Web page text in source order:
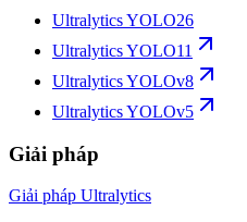
Ultralytics YOLO26
Ultralytics YOLO11
Ultralytics YOLOv8
Ultralytics YOLOv5
Giải pháp
Giải pháp Ultralytics